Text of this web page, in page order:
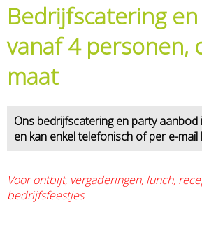
Bedrijfscatering
vanaf 4 personen,
maat
Ons bedrijfscatering en party
en kan enkel telefonisch of per e-
Voor ontbijt, vergaderingen, lunch,
bedrijfsfeestjes